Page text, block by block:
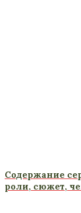
Содержание
роли, сюжет,